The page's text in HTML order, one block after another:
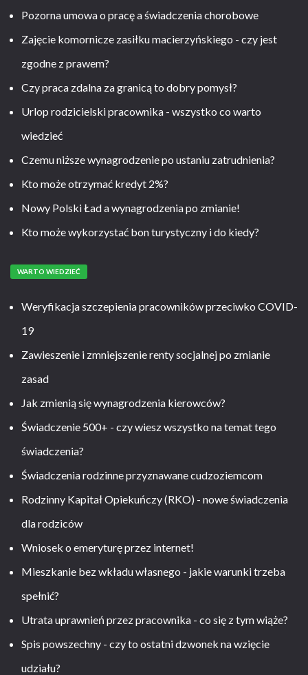
Pozorna umowa o pracę a świadczenia chorobowe
Zajęcie komornicze zasiłku macierzyńskiego - czy jest
zgodne z prawem?
Czy praca zdalna za granicą to dobry pomysł?
Urlop rodzicielski pracownika - wszystko co warto
wiedzieć
Czemu niższe wynagrodzenie po ustaniu zatrudnienia?
Kto może otrzymać kredyt 2%?
Nowy Polski Ład a wynagrodzenia po zmianie!
Kto może wykorzystać bon turystyczny i do kiedy?
WARTO WIEDZIEĆ
Weryfikacja szczepienia pracowników przeciwko COVID-
19
Zawieszenie i zmniejszenie renty socjalnej po zmianie
zasad
Jak zmienią się wynagrodzenia kierowców?
Świadczenie 500+ - czy wiesz wszystko na temat tego
świadczenia?
Świadczenia rodzinne przyznawane cudzoziemcom
Rodzinny Kapitał Opiekuńczy (RKO) - nowe świadczenia
dla rodziców
Wniosek o emeryturę przez internet!
Mieszkanie bez wkładu własnego - jakie warunki trzeba
spełnić?
Utrata uprawnień przez pracownika - co się z tym wiąże?
Spis powszechny - czy to ostatni dzwonek na wzięcie
udziału?